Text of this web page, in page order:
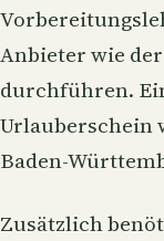
Anbieter wie
durchführen.
Urlauberschein
Baden-
Zusätzlich